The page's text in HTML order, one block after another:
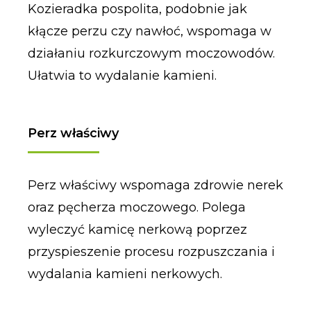
Kozieradka pospolita, podobnie jak
kłącze perzu czy nawłoć, wspomaga w
działaniu rozkurczowym moczowodów.
Ułatwia to wydalanie kamieni.
Perz właściwy
Perz właściwy wspomaga zdrowie nerek
oraz pęcherza moczowego. Polega
wyleczyć kamicę nerkową poprzez
przyspieszenie procesu rozpuszczania i
wydalania kamieni nerkowych.